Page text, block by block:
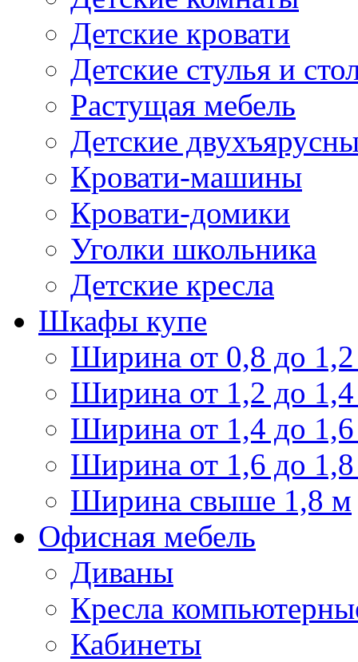
Детские кровати
Детские стулья и
Растущая мебель
Детские
Кровати-машины
Кровати-домики
Уголки школьника
Детские кресла
Шкафы купе
Ширина от 0,8 до
Ширина от 1,2 до
Ширина от 1,4 до
Ширина от 1,6 до
Ширина свыше 1,8 м
Офисная мебель
Диваны
Кресла
Кабинеты